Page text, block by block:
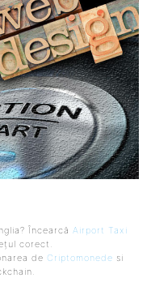
Încearcă Airport Taxi
corect.
de Criptomonede si